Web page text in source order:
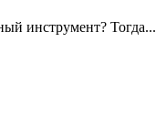
инструмент? Тогда...